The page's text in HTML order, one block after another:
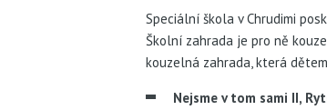
Speciální škola v Chrudimi
Školní zahrada je pro ně
kouzelná zahrada, která
Nejsme v tom sami II,